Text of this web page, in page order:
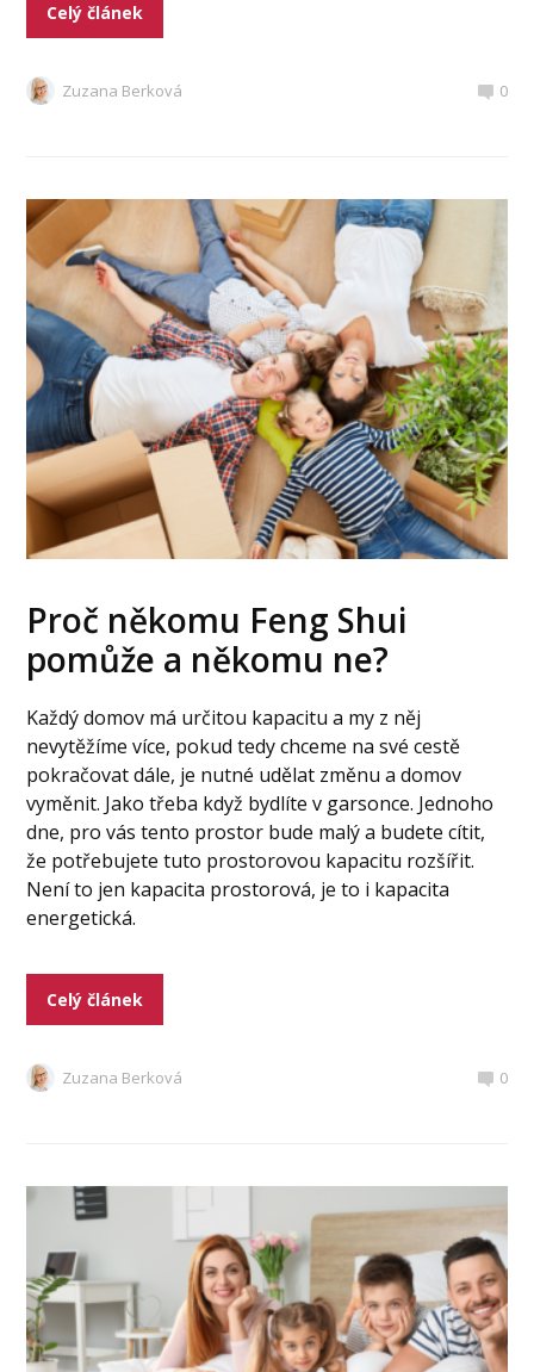
Celý článek
Zuzana Berková 0
Proč někomu Feng Shui
pomůže a někomu ne?
Každý domov má určitou kapacitu a my z něj
nevytěžíme více, pokud tedy chceme na své cestě
pokračovat dále, je nutné udělat změnu a domov
vyměnit. Jako třeba když bydlíte v garsonce. Jednoho
dne, pro vás tento prostor bude malý a budete cítit,
že potřebujete tuto prostorovou kapacitu rozšířit.
Není to jen kapacita prostorová, je to i kapacita
energetická.
Celý článek
Zuzana Berková 0